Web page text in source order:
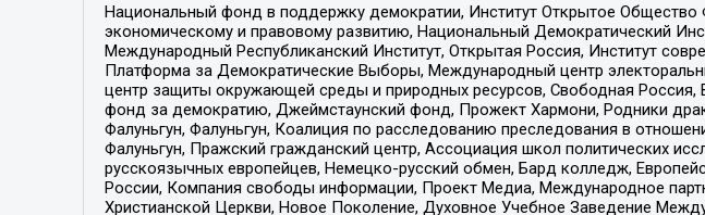
Национальный фонд в поддержку демократии, Институт Открытое
экономическому и правовому развитию, Национальный Демократический
Международный Республиканский Институт, Открытая Россия, Институт
Платформа за Демократические Выборы, Международный центр
центр защиты окружающей среды и природных ресурсов, Свободная Россия,
фонд за демократию, Джеймстаунский фонд, Прожект Хармони, Родники
Фалуньгун, Фалуньгун, Коалиция по расследованию преследования в
Фалуньгун, Пражский гражданский центр, Ассоциация школ политических
русскоязычных европейцев, Немецко-русский обмен, Бард колледж,
России, Компания свободы информации, Проект Медиа, Международное
Христианской Церкви, Новое Поколение, Духовное Учебное Заведение